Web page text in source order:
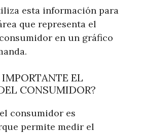
esta información para
que representa el
en un gráfico
IMPORTANTE EL
CONSUMIDOR?
consumidor es
permite medir el